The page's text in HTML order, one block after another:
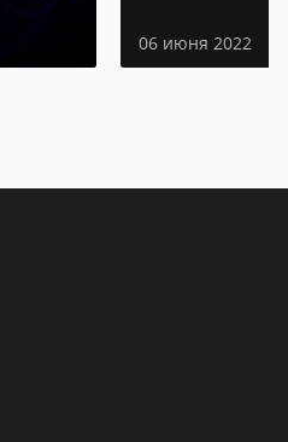
06 июня 2022